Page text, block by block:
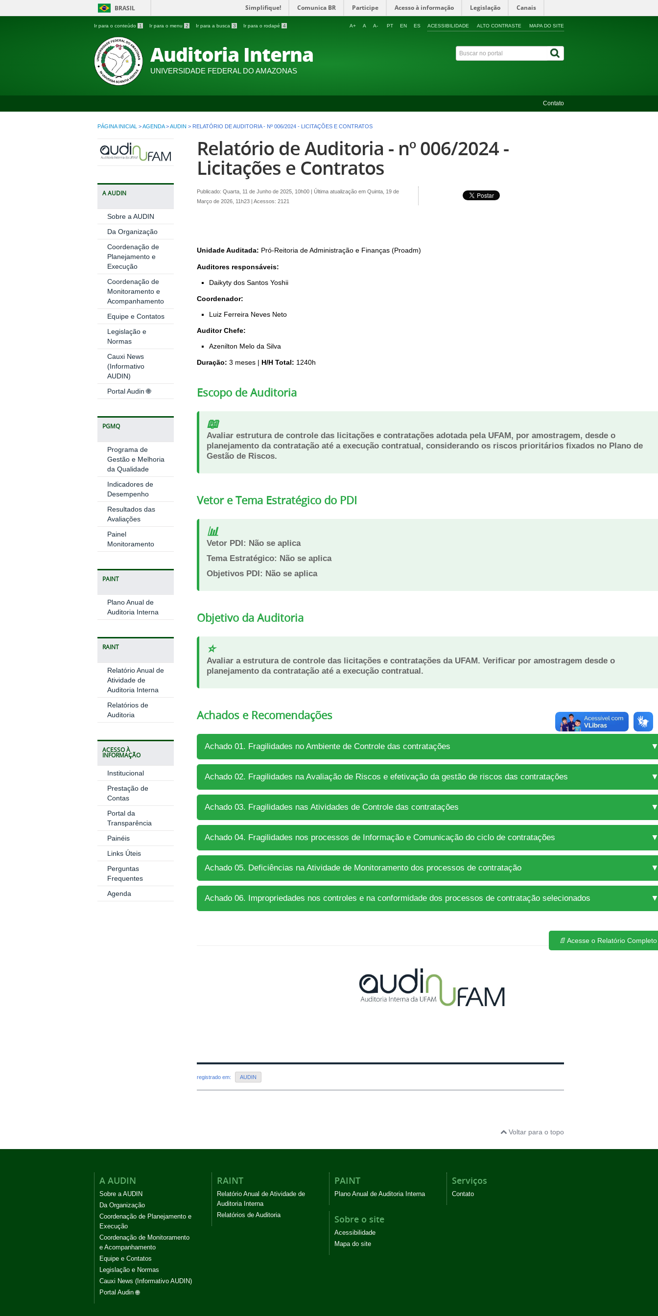
BRASIL Simplifique! Comunica BR Participe Acesso à informação Legislação Canais
Ir para o conteúdo 1 Ir para o menu 2 Ir para a busca 3 Ir para o rodapé 4 ACESSIBILIDADE ALTO CONTRASTE MAPA DO SITE
A+ A A- PT EN ES
Auditoria Interna
UNIVERSIDADE FEDERAL DO AMAZONAS
Contato
PÁGINA INICIAL >AGENDA >AUDIN > RELATÓRIO DE AUDITORIA - Nº 006/2024 - LICITAÇÕES E CONTRATOS
A AUDIN
Sobre a AUDIN
Da Organização
Coordenação de
Planejamento e
Execução
Coordenação de
Monitoramento e
Acompanhamento
Equipe e Contatos
Legislação e
Normas
Cauxi News
(Informativo
AUDIN)
Portal Audin 🌐
PGMQ
Programa de
Gestão e Melhoria
da Qualidade
Indicadores de
Desempenho
Resultados das
Avaliações
Painel
Monitoramento
PAINT
Plano Anual de
Auditoria Interna
RAINT
Relatório Anual de
Atividade de
Auditoria Interna
Relatórios de
Auditoria
ACESSO À
INFORMAÇÃO
Institucional
Prestação de
Contas
Portal da
Transparência
Painéis
Links Úteis
Perguntas
Frequentes
Agenda
Relatório de Auditoria - nº 006/2024 -
Licitações e Contratos
Publicado: Quarta, 11 de Junho de 2025, 10h00 | Última atualização em Quinta, 19 de
Março de 2026, 11h23 | Acessos: 2121
Unidade Auditada: Pró-Reitoria de Administração e Finanças (Proadm)
Auditores responsáveis:
Daikyty dos Santos Yoshii
Coordenador:
Luiz Ferreira Neves Neto
Auditor Chefe:
Azenilton Melo da Silva
Duração: 3 meses | H/H Total: 1240h
Escopo de Auditoria
📖
Avaliar estrutura de controle das licitações e contratações adotada pela UFAM, por amostragem, desde o
planejamento da contratação até a execução contratual, considerando os riscos prioritários fixados no Plano de
Gestão de Riscos.
Vetor e Tema Estratégico do PDI
📊
Vetor PDI: Não se aplica
Tema Estratégico: Não se aplica
Objetivos PDI: Não se aplica
Objetivo da Auditoria
⭐
Avaliar a estrutura de controle das licitações e contratações da UFAM. Verificar por amostragem desde o
planejamento da contratação até a execução contratual.
Achados e Recomendações
Achado 01. Fragilidades no Ambiente de Controle das contratações
Achado 02. Fragilidades na Avaliação de Riscos e efetivação da gestão de riscos das contratações
Achado 03. Fragilidades nas Atividades de Controle das contratações
Achado 04. Fragilidades nos processos de Informação e Comunicação do ciclo de contratações
Achado 05. Deficiências na Atividade de Monitoramento dos processos de contratação
Achado 06. Impropriedades nos controles e na conformidade dos processos de contratação selecionados
📄 Acesse o Relatório Completo
registrado em: AUDIN
Voltar para o topo
A AUDIN
Sobre a AUDIN
Da Organização
Coordenação de Planejamento e
Execução
Coordenação de Monitoramento
e Acompanhamento
Equipe e Contatos
Legislação e Normas
Cauxi News (Informativo AUDIN)
Portal Audin 🌐
RAINT
Relatório Anual de Atividade de
Auditoria Interna
Relatórios de Auditoria
PAINT
Plano Anual de Auditoria Interna
Serviços
Contato
Sobre o site
Acessibilidade
Mapa do site